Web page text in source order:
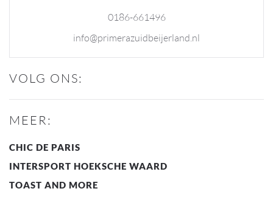
0186-661496
info@primerazuidbeijerland.nl
VOLG ONS:
MEER:
CHIC DE PARIS
INTERSPORT HOEKSCHE WAARD
TOAST AND MORE